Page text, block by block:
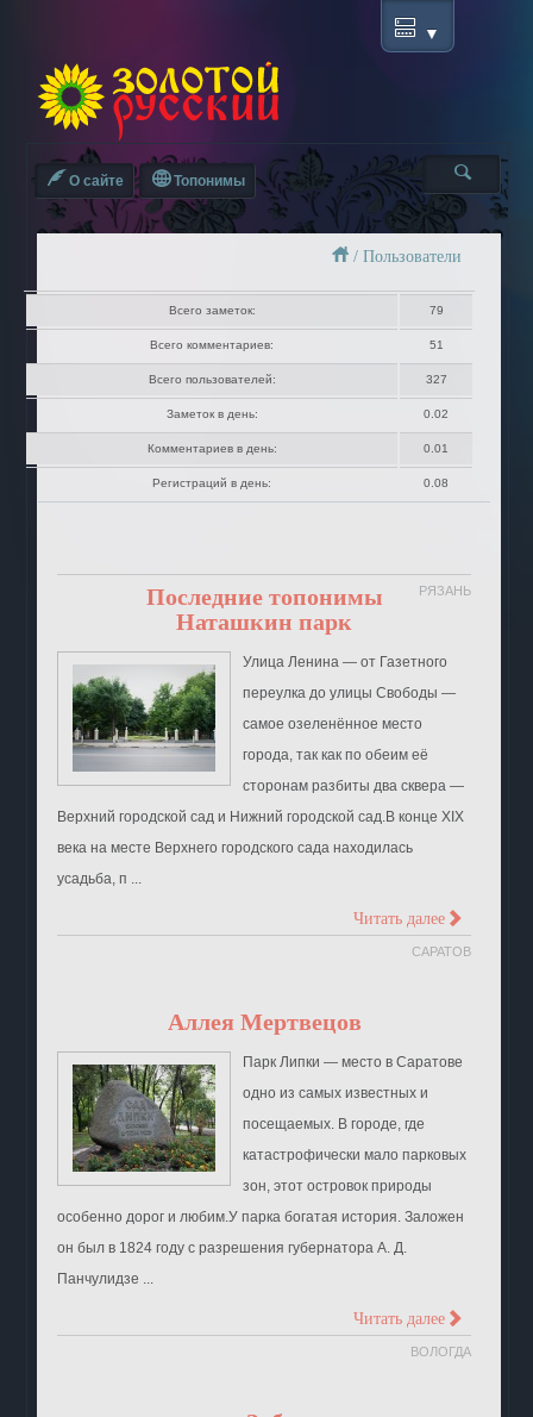
О сайте Топонимы
/ Пользователи
Всего заметок: 79
Всего комментариев: 51
Всего пользователей: 327
Заметок в день: 0.02
Комментариев в день: 0.01
Регистраций в день: 0.08
Последние топонимы РЯЗАНЬ
Наташкин парк
Улица Ленина ― от Газетного
переулка до улицы Свободы ―
самое озеленённое место
города, так как по обеим её
сторонам разбиты два сквера ―
Верхний городской сад и Нижний городской сад.В конце XIX
века на месте Верхнего городского сада находилась
усадьба, п ...
Читать далее >
САРАТОВ
Аллея Мертвецов
Парк Липки — место в Саратове
одно из самых известных и
посещаемых. В городе, где
катастрофически мало парковых
зон, этот островок природы
особенно дорог и любим.У парка богатая история. Заложен
он был в 1824 году с разрешения губернатора А. Д.
Панчулидзе ...
Читать далее >
ВОЛОГДА